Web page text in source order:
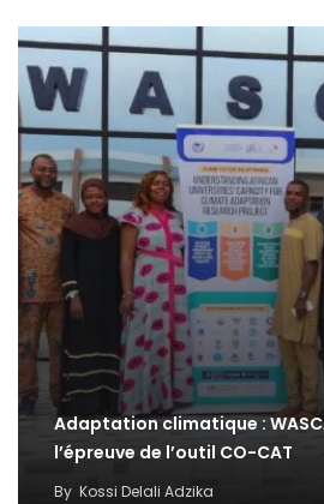
Adaptation climatique :
l’épreuve de l’outil CO-CAT
By Kossi Delali Adzika